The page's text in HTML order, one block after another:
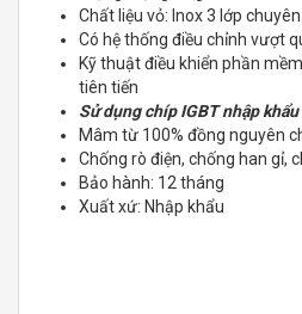
Chất liệu vỏ: Inox 3 lớp
Có hệ thống điều chỉnh vượt
Kỹ thuật điều khiển phần
tiên tiến
Sử dụng chíp IGBT nhập
Mâm từ 100% đồng nguyên
Chống rò điện, chống han gỉ,
Bảo hành: 12 tháng
Xuất xứ: Nhập khẩu